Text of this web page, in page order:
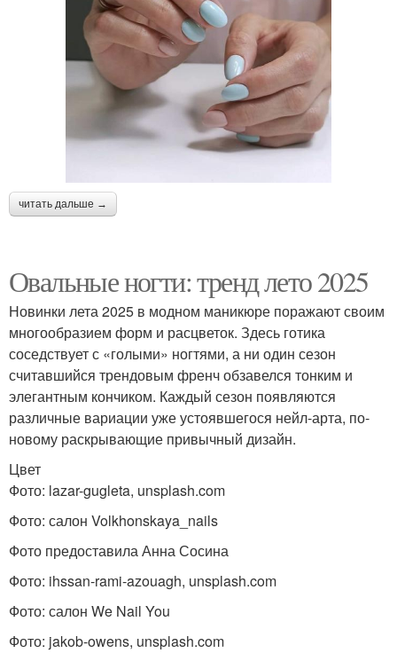
читать дальше →
Овальные ногти: тренд лето 2025
Новинки лета 2025 в модном маникюре поражают своим
многообразием форм и расцветок. Здесь готика
соседствует с «голыми» ногтями, а ни один сезон
считавшийся трендовым френч обзавелся тонким и
элегантным кончиком. Каждый сезон появляются
различные вариации уже устоявшегося нейл-арта, по-
новому раскрывающие привычный дизайн.
Цвет
Фото: lazar-gugleta, unsplash.com
Фото: салон Volkhonskaya_nails
Фото предоставила Анна Сосина
Фото: ihssan-rami-azouagh, unsplash.com
Фото: салон We Nail You
Фото: jakob-owens, unsplash.com